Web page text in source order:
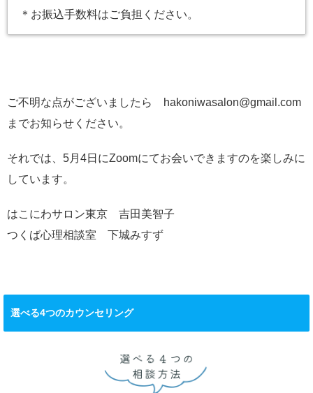
＊お振込手数料はご負担ください。
ご不明な点がございましたら hakoniwasalon@gmail.com
までお知らせください。
それでは、5月4日にZoomにてお会いできますのを楽しみに
しています。
はこにわサロン東京 吉田美智子
つくば心理相談室 下城みすず
選べる4つのカウンセリング